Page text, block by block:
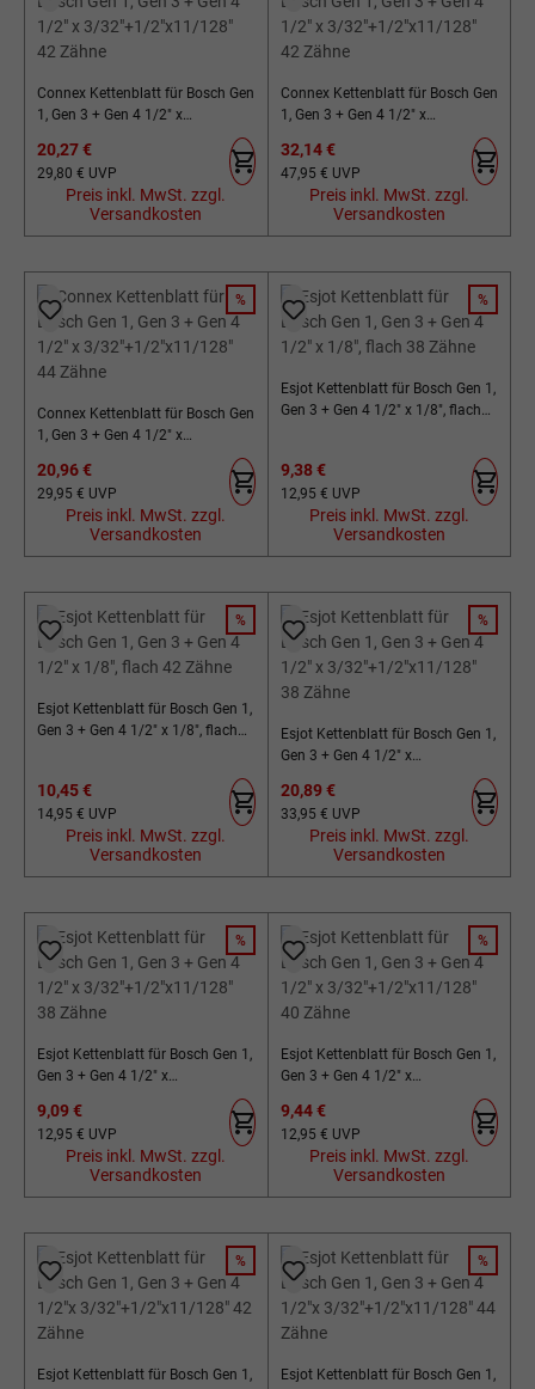
Connex Kettenblatt für Bosch Gen
1, Gen 3 + Gen 4 1/2" x
Verkaufspreis:
20,27 €
Regulärer Preis:
29,80 € UVP
Preis inkl. MwSt. zzgl.
Versandkosten
Connex Kettenblatt für Bosch Gen
1, Gen 3 + Gen 4 1/2" x
Verkaufspreis:
32,14 €
Regulärer Preis:
47,95 € UVP
Preis inkl. MwSt. zzgl.
Versandkosten
RABATT
%
Connex Kettenblatt für Bosch Gen
1, Gen 3 + Gen 4 1/2" x
Verkaufspreis:
20,96 €
Regulärer Preis:
29,95 € UVP
Preis inkl. MwSt. zzgl.
Versandkosten
RABATT
%
Esjot Kettenblatt für Bosch Gen 1,
Gen 3 + Gen 4 1/2" x 1/8", flach
Verkaufspreis:
9,38 €
Regulärer Preis:
12,95 € UVP
Preis inkl. MwSt. zzgl.
Versandkosten
RABATT
%
Esjot Kettenblatt für Bosch Gen 1,
Gen 3 + Gen 4 1/2" x 1/8", flach
Verkaufspreis:
10,45 €
Regulärer Preis:
14,95 € UVP
Preis inkl. MwSt. zzgl.
Versandkosten
RABATT
%
Esjot Kettenblatt für Bosch Gen 1,
Gen 3 + Gen 4 1/2" x
Verkaufspreis:
20,89 €
Regulärer Preis:
33,95 € UVP
Preis inkl. MwSt. zzgl.
Versandkosten
RABATT
%
Esjot Kettenblatt für Bosch Gen 1,
Gen 3 + Gen 4 1/2" x
Verkaufspreis:
9,09 €
Regulärer Preis:
12,95 € UVP
Preis inkl. MwSt. zzgl.
Versandkosten
RABATT
%
Esjot Kettenblatt für Bosch Gen 1,
Gen 3 + Gen 4 1/2" x
Verkaufspreis:
9,44 €
Regulärer Preis:
12,95 € UVP
Preis inkl. MwSt. zzgl.
Versandkosten
RABATT
%
Esjot Kettenblatt für Bosch Gen 1,
RABATT
%
Esjot Kettenblatt für Bosch Gen 1,